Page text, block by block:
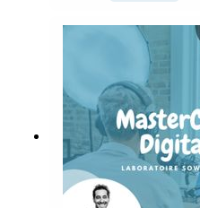
ensemble comment
prédictif et quels en